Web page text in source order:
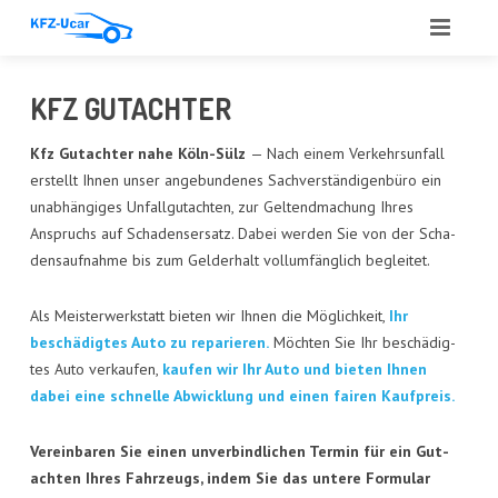
LEIS­TUN­GEN
ANGE­BOT
GUT­ACH­TEN
AUTO­GLAS
REFE­REN­ZEN
KFZ GUT­ACH­TER
Kfz Gut­ach­ter nahe Köln-Sülz — Nach einem Ver­kehrs­un­fall
erstellt Ihnen unser ange­bun­de­nes Sach­ver­stän­di­gen­bü­ro ein
unab­hän­gi­ges Unfall­gut­ach­ten, zur Gel­tend­ma­chung Ihres
Anspruchs auf Scha­dens­er­satz. Dabei wer­den Sie von der Scha­
dens­auf­nah­me bis zum Geld­erhalt voll­um­fäng­lich begleitet.
Als Meis­ter­werk­statt bie­ten wir Ihnen die Mög­lich­keit, Ihr
beschä­dig­tes Auto zu repa­rie­ren.Möch­ten Sie Ihr beschä­dig­
tes Auto ver­kau­fen, kau­fen wir Ihr Auto und bie­ten Ihnen
dabei eine schnel­le Abwick­lung und einen fai­ren Kaufpreis.
Ver­ein­ba­ren Sie einen unver­bind­li­chen Ter­min für ein Gut­
ach­ten Ihres Fahr­zeugs, indem Sie das unte­re For­mu­lar